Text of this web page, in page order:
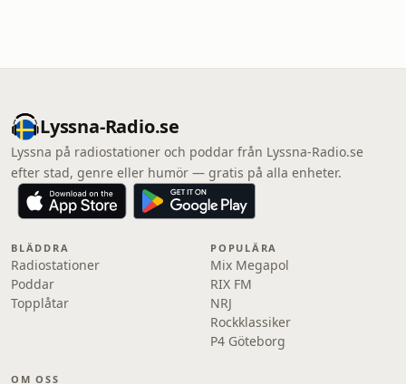
Lyssna-Radio.se
Lyssna på radiostationer och poddar från Lyssna-Radio.se
efter stad, genre eller humör — gratis på alla enheter.
BLÄDDRA
Radiostationer
Poddar
Topplåtar
POPULÄRA
Mix Megapol
RIX FM
NRJ
Rockklassiker
P4 Göteborg
OM OSS